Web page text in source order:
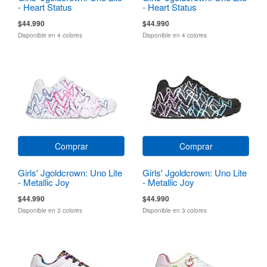
- Heart Status
$44.990
Disponible en 4 colores
- Heart Status
$44.990
Disponible en 4 colores
Comprar
Girls' Jgoldcrown: Uno Lite
- Metallic Joy
$44.990
Disponible en 3 colores
Comprar
Girls' Jgoldcrown: Uno Lite
- Metallic Joy
$44.990
Disponible en 3 colores